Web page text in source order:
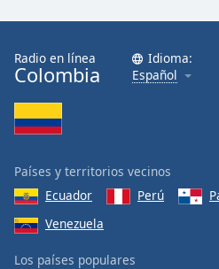
Radio en línea
Colombia
Idioma:
Español
Países y territorios vecinos
Ecuador
Perú
Venezuela
Los países populares